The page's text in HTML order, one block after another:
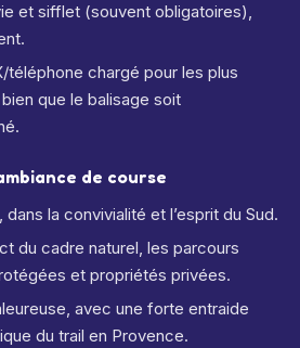
et sifflet (souvent obligatoires),
téléphone chargé pour les plus
que le balisage soit
de course
la convivialité et l’esprit du Sud.
du cadre naturel, les parcours
et propriétés privées.
avec une forte entraide
du trail en Provence.